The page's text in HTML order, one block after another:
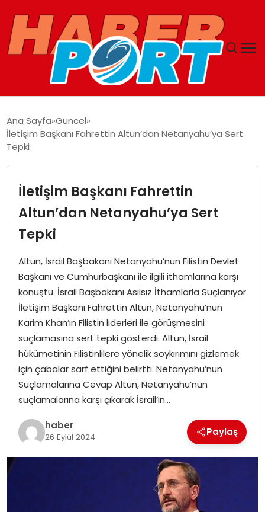
GUNCEL
SPOR
MAGAZIN
SPOR
EĞITIM
OTOMOBIL
TEKNOLOJI
EKONOMI
Ana Sayfa Guncel
İletişim Başkanı Fahrettin Altun’dan Netanyahu’ya Sert
Tepki
İletişim Başkanı Fahrettin
Altun’dan Netanyahu’ya Sert
Tepki
Altun, İsrail Başbakanı Netanyahu’nun Filistin Devlet
Başkanı ve Cumhurbaşkanı ile ilgili ithamlarına karşı
konuştu. İsrail Başbakanı Asılsız İthamlarla Suçlanıyor
İletişim Başkanı Fahrettin Altun, Netanyahu’nun
Karim Khan’ın Filistin liderleri ile görüşmesini
suçlamasına sert tepki gösterdi. Altun, İsrail
hükümetinin Filistinlilere yönelik soykırımını gizlemek
için çabalar sarf ettiğini belirtti. Netanyahu’nun
Suçlamalarına Cevap Altun, Netanyahu’nun
suçlamalarına karşı çıkarak İsrail’in…
haber
26 Eylül 2024 Paylaş